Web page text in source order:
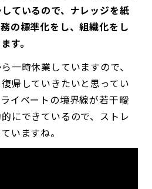
ているので、ナレッジを紙
の標準化をし、組織化をし
す。
一時休業していますので、
帰していきたいと思ってい
イベートの境界線が若干曖
にできているので、ストレ
いますね。